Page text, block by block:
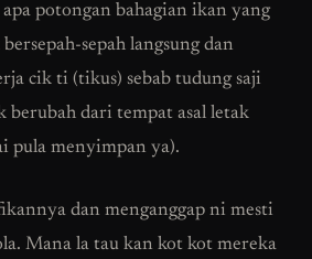
apa potongan bahagian ikan yang
sepah langsung dan
cik ti (tikus) sebab tudung saji
berubah dari tempat asal letak
pula menyimpan ya).
dan menganggap ni mesti
Mana la tau kan kot kot mereka